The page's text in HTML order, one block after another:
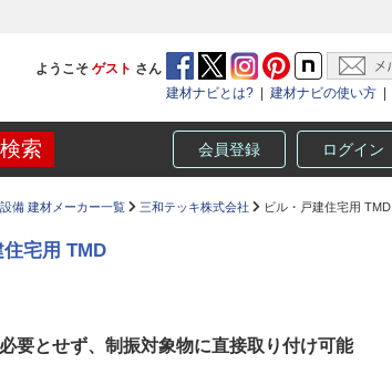
ようこそ ゲスト さん
建材ナビとは?
建材ナビの使い方
会員登録 ログイン
備 建材メーカー一覧 三和テッキ株式会社 ビル・戸建住宅用 TMD
住宅用 TMD
要とせず、制振対象物に直接取り付け可能